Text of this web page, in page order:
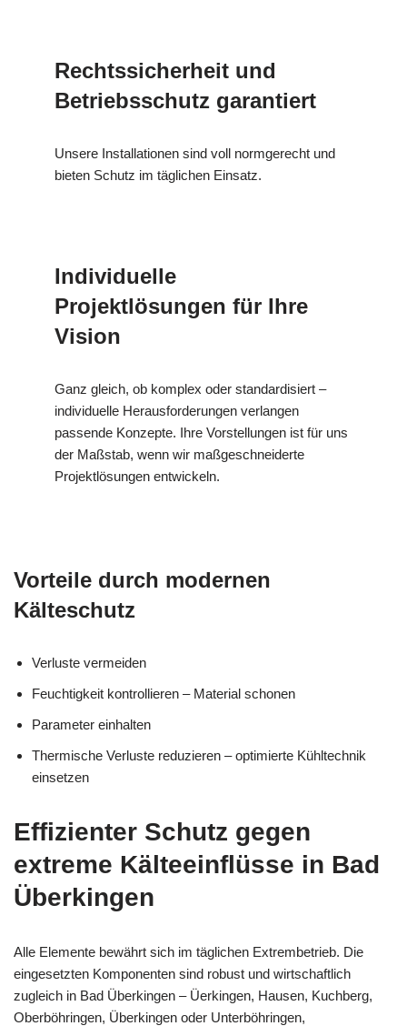
Rechtssicherheit und
Betriebsschutz garantiert
Unsere Installationen sind voll normgerecht und
bieten Schutz im täglichen Einsatz.
Individuelle
Projektlösungen für Ihre
Vision
Ganz gleich, ob komplex oder standardisiert –
individuelle Herausforderungen verlangen
passende Konzepte. Ihre Vorstellungen ist für uns
der Maßstab, wenn wir maßgeschneiderte
Projektlösungen entwickeln.
Vorteile durch modernen
Kälteschutz
Verluste vermeiden
Feuchtigkeit kontrollieren – Material schonen
Parameter einhalten
Thermische Verluste reduzieren – optimierte Kühltechnik
einsetzen
Effizienter Schutz gegen
extreme Kälteeinflüsse in Bad
Überkingen
Alle Elemente bewährt sich im täglichen Extrembetrieb. Die
eingesetzten Komponenten sind robust und wirtschaftlich
zugleich in Bad Überkingen – Üerkingen, Hausen, Kuchberg,
Oberböhringen, Überkingen oder Unterböhringen,